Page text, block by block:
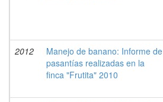
2012
Manejo de banano: Informe de
pasantías realizadas en la
finca "Frutita" 2010